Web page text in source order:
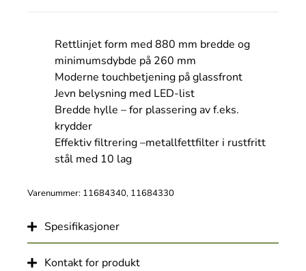
Rettlinjet form med 880 mm bredde og
minimumsdybde på 260 mm
Moderne touchbetjening på glassfront
Jevn belysning med LED-list
Bredde hylle – for plassering av f.eks.
krydder
Effektiv filtrering –metallfettfilter i rustfritt
stål med 10 lag
Varenummer: 11684340, 11684330
Spesifikasjoner
Kontakt for produkt